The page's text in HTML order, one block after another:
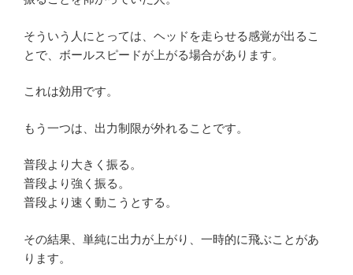
そういう人にとっては、ヘッドを走らせる感覚が出るこ
とで、ボールスピードが上がる場合があります。
これは効用です。
もう一つは、出力制限が外れることです。
普段より大きく振る。
普段より強く振る。
普段より速く動こうとする。
その結果、単純に出力が上がり、一時的に飛ぶことがあ
ります。